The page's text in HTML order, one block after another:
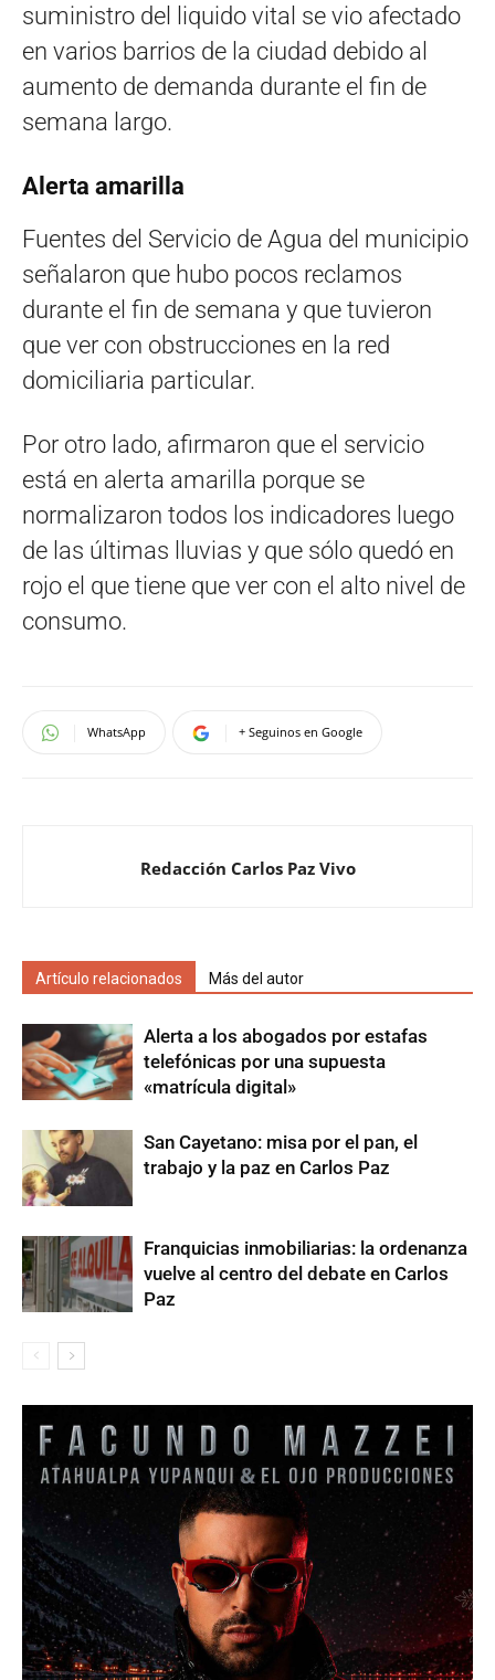
suministro del liquido vital se vio afectado
en varios barrios de la ciudad debido al
aumento de demanda durante el fin de
semana largo.
Alerta amarilla
Fuentes del Servicio de Agua del municipio
señalaron que hubo pocos reclamos
durante el fin de semana y que tuvieron
que ver con obstrucciones en la red
domiciliaria particular.
Por otro lado, afirmaron que el servicio
está en alerta amarilla porque se
normalizaron todos los indicadores luego
de las últimas lluvias y que sólo quedó en
rojo el que tiene que ver con el alto nivel de
consumo.
WhatsApp + Seguinos en Google
Redacción Carlos Paz Vivo
Artículo relacionados Más del autor
Alerta a los abogados por estafas
telefónicas por una supuesta
«matrícula digital»
San Cayetano: misa por el pan, el
trabajo y la paz en Carlos Paz
Franquicias inmobiliarias: la ordenanza
vuelve al centro del debate en Carlos
Paz